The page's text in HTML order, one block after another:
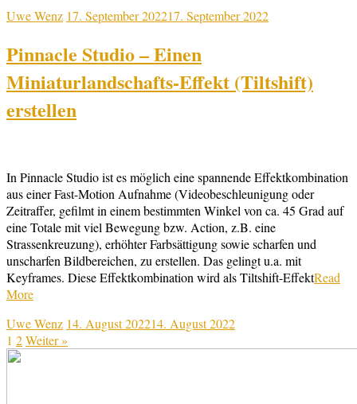
Uwe Wenz 17. September 202217. September 2022
Pinnacle Studio – Einen
Miniaturlandschafts-Effekt (Tiltshift)
erstellen
In Pinnacle Studio ist es möglich eine spannende Effektkombination
aus einer Fast-Motion Aufnahme (Videobeschleunigung oder
Zeitraffer, gefilmt in einem bestimmten Winkel von ca. 45 Grad auf
eine Totale mit viel Bewegung bzw. Action, z.B. eine
Strassenkreuzung), erhöhter Farbsättigung sowie scharfen und
unscharfen Bildbereichen, zu erstellen. Das gelingt u.a. mit
Keyframes. Diese Effektkombination wird als Tiltshift-EffektRead
More
Uwe Wenz 14. August 202214. August 2022
1 2Weiter »